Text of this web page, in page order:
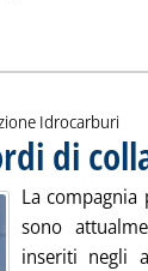
notizia
Idrocarburi
di
La compagnia
sono
inseriti negli